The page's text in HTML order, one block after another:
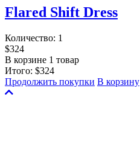
Flared Shift Dress
Количество: 1
$324
В корзине 1 товар
Итого: $324
Продолжить покупки В корзину